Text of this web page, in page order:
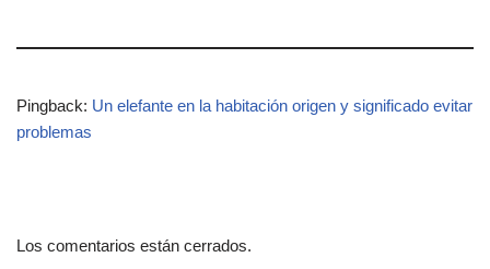
Pingback: Un elefante en la habitación origen y significado evitar
problemas
Los comentarios están cerrados.